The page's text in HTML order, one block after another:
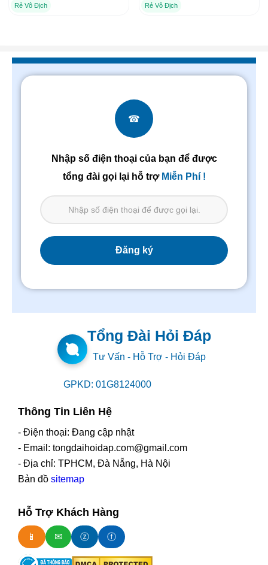
Rẻ Vô Địch Rẻ Vô Địch
☎
Nhập số điện thoại của bạn để được
tổng đài gọi lại hỗ trợ Miễn Phí !
Tổng Đài Hỏi Đáp
Tư Vấn - Hỗ Trợ - Hỏi Đáp
GPKD: 01G8124000
Thông Tin Liên Hệ
- Điện thoại: Đang cập nhật
- Email: tongdaihoidap.com@gmail.com
- Địa chỉ: TPHCM, Đà Nẵng, Hà Nội
Bản đồ sitemap
Hỗ Trợ Khách Hàng
📱 ✉ ⓩ ⓕ